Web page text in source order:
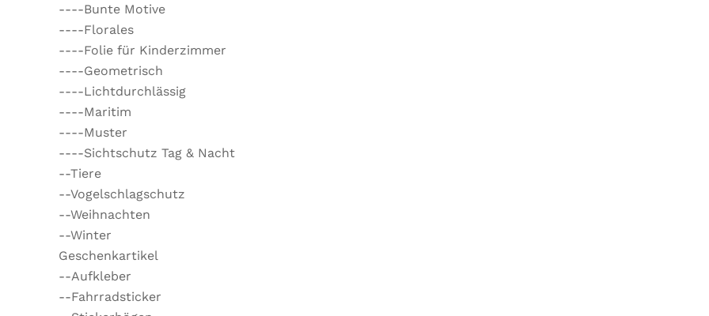
----Bunte Motive
----Florales
----Folie für Kinderzimmer
----Geometrisch
----Lichtdurchlässig
----Maritim
----Muster
----Sichtschutz Tag & Nacht
--Tiere
--Vogelschlagschutz
--Weihnachten
--Winter
Geschenkartikel
--Aufkleber
--Fahrradsticker